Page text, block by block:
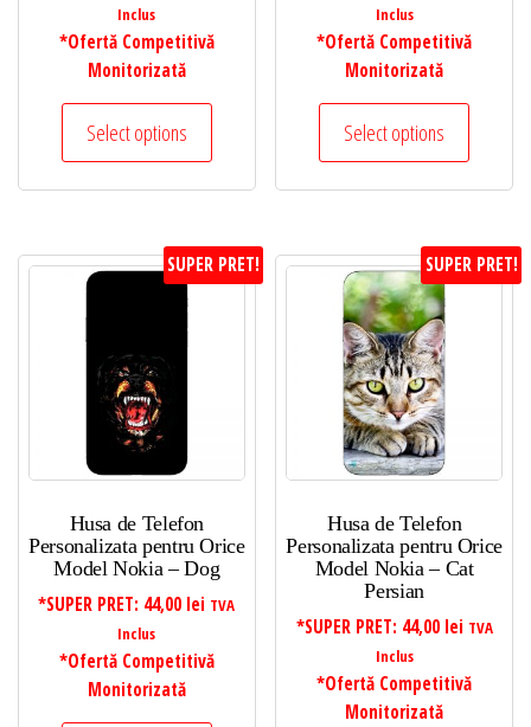
Inclus
*Ofertă Competitivă
Monitorizată
Select options
Inclus
*Ofertă Competitivă
Monitorizată
Select options
SUPER PRET!
Husa de Telefon
Personalizata pentru Orice
Model Nokia – Dog
*SUPER PRET: 44,00 lei TVA
Inclus
*Ofertă Competitivă
Monitorizată
SUPER PRET!
Husa de Telefon
Personalizata pentru Orice
Model Nokia – Cat
Persian
*SUPER PRET: 44,00 lei TVA
Inclus
*Ofertă Competitivă
Monitorizată